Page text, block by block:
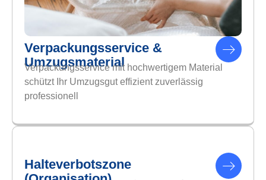
Verpackungsservice &
Umzugsmaterial
Verpackungsservice mit hochwertigem Material
schützt Ihr Umzugsgut effizient zuverlässig
professionell
Halteverbotszone